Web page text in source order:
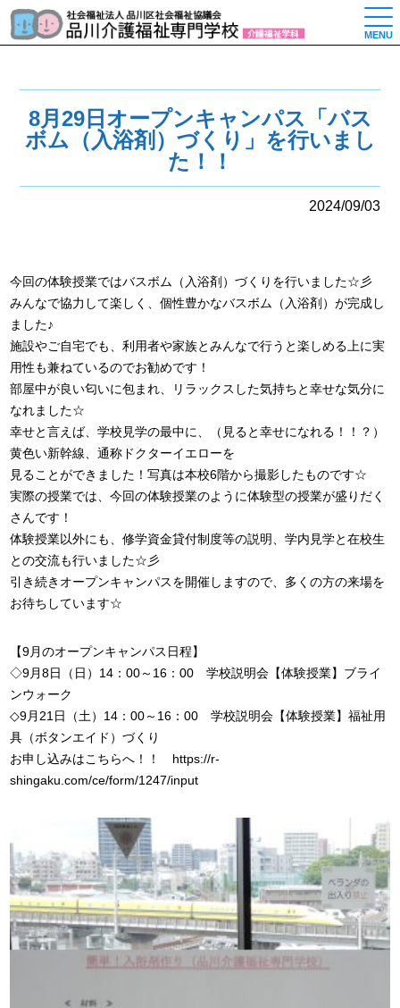
MENU
8月29日オープンキャンパス「バス
ボム（入浴剤）づくり」を行いまし
た！！
2024/09/03
今回の体験授業ではバスボム（入浴剤）づくりを行いました☆彡
みんなで協力して楽しく、個性豊かなバスボム（入浴剤）が完成し
ました♪
施設やご自宅でも、利用者や家族とみんなで行うと楽しめる上に実
用性も兼ねているのでお勧めです！
部屋中が良い匂いに包まれ、リラックスした気持ちと幸せな気分に
なれました☆
幸せと言えば、学校見学の最中に、（見ると幸せになれる！！？）
黄色い新幹線、通称ドクターイエローを
見ることができました！写真は本校6階から撮影したものです☆
実際の授業では、今回の体験授業のように体験型の授業が盛りだく
さんです！
体験授業以外にも、修学資金貸付制度等の説明、学内見学と在校生
との交流も行いました☆彡
引き続きオープンキャンパスを開催しますので、多くの方の来場を
お待ちしています☆
【9月のオープンキャンパス日程】
◇9月8日（日）14：00～16：00 学校説明会【体験授業】ブライ
ンウォーク
◇9月21日（土）14：00～16：00 学校説明会【体験授業】福祉用
具（ボタンエイド）づくり
お申し込みはこちらへ！！ https://r-
shingaku.com/ce/form/1247/input